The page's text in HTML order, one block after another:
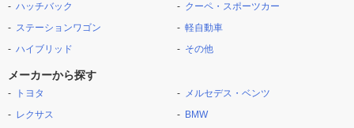
ハッチバック
ステーションワゴン
ハイブリッド
クーペ・スポーツカー
軽自動車
その他
メーカーから探す
トヨタ
レクサス
メルセデス・ベンツ
BMW